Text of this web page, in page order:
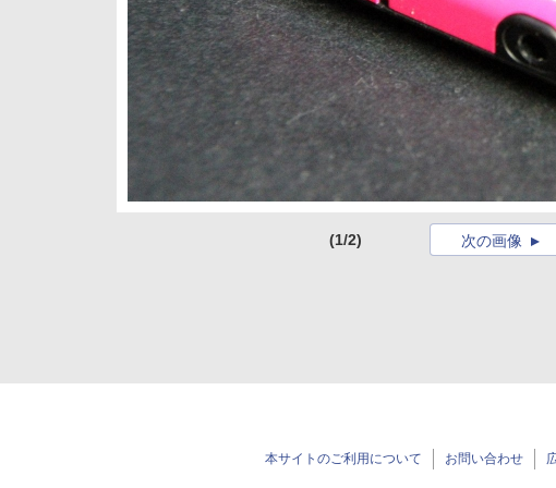
(1/2) 次の画像
本サイトのご利用について お問い合わせ